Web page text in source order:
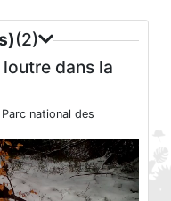
(2)
dans la
national des